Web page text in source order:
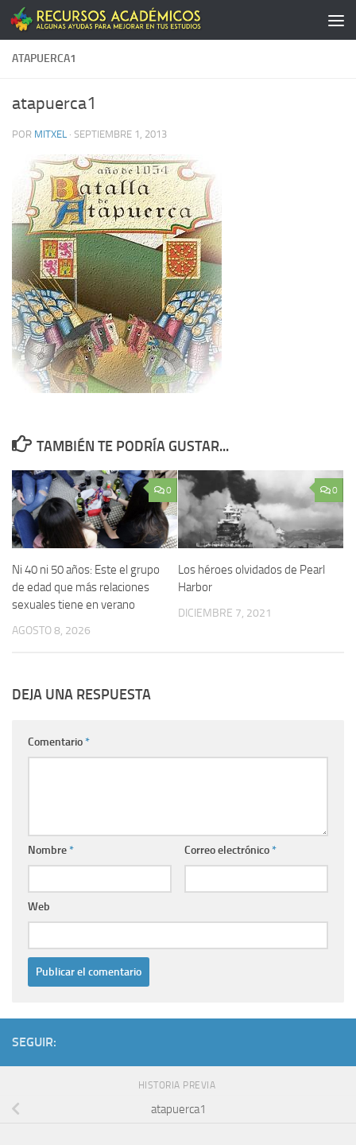
Saltar al contenido
ATAPUERCA1
atapuerca1
POR MITXEL · SEPTIEMBRE 1, 2013
TAMBIÉN TE PODRÍA GUSTAR...
0
Ni 40 ni 50 años: Este el grupo
de edad que más relaciones
sexuales tiene en verano
AGOSTO 8, 2026
0
Los héroes olvidados de Pearl
Harbor
DICIEMBRE 7, 2021
DEJA UNA RESPUESTA
Comentario*
Nombre* Correo electrónico*
Web
SEGUIR:
HISTORIA PREVIA
atapuerca1